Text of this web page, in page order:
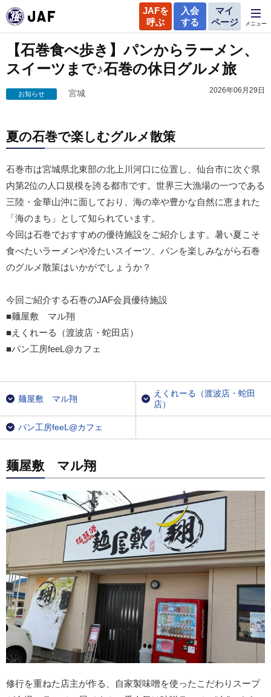
JAFを
呼ぶ
入会
する
マイ
ページ
メニュー
【石巻食べ歩き】パンからラーメン、
スイーツまで♪石巻の休日グルメ旅
お知らせ 宮城 2026年06月29日
夏の石巻で楽しむグルメ散策
石巻市は宮城県北東部の北上川河口に位置し、仙台市に次ぐ県
内第2位の人口規模を誇る都市です。世界三大漁場の一つである
三陸・金華山沖に面しており、海の幸や豊かな自然に恵まれた
「海のまち」として知られています。
今回は石巻でおすすめの優待施設をご紹介します。暑い夏こそ
食べたいラーメンや冷たいスイーツ、パンを楽しみながら石巻
のグルメ散策はいかがでしょうか？
今回ご紹介する石巻のJAF会員優待施設
■麺屋敷 マル翔
■えくれーる（渡波店・蛇田店）
■パン工房feeL@カフェ
麺屋敷 マル翔
えくれーる（渡波店・蛇田
店）
パン工房feeL@カフェ
麺屋敷 マル翔
修行を重ねた店主が作る、自家製味噌を使ったこだわりスープ